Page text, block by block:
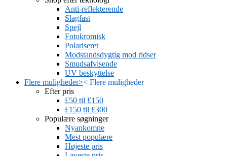
Anti-reflekterende
Slagfast
Spejl
Fotokromisk
Polariseret
Modstandsdygtig mod ridser
Smudsafvisende
UV beskyttelse
Flere muligheder>< Flere muligheder
Efter pris
£50 til £150
£150 til £300
Populære søgninger
Nyankomne
Mest populære
Højeste pris